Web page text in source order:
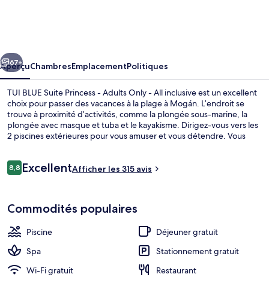
Princess
-
Adults
Only
inclusive
Suivant
67+
AperçuChambresEmplacementPolitiques
TUI BLUE Suite Princess - Adults Only - All inclusive est un excellent
choix pour passer des vacances à la plage à Mogán. L’endroit se
trouve à proximité d’activités, comme la plongée sous-marine, la
plongée avec masque et tuba et le kayakisme. Dirigez-vous vers les
2 piscines extérieures pour vous amuser et vous détendre. Vous
Restaurant, l’un des 3 restaurants, sert le le déjeuner et le le souper.
Avis
8,88,8 sur 10 –
ExcellentAfficher les 315 avis
Commodités populaires
Piscine
Déjeuner gratuit
Spa
Stationnement gratuit
Wi-Fi gratuit
Restaurant